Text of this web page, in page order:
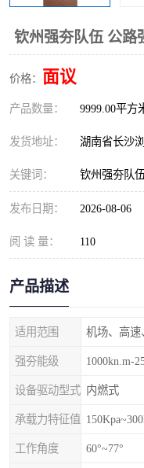
钦州强夯队伍 公路
价格： 面议
产品数量： 9999.00平方
发货地址： 湖南省长沙
关键词： 钦州强夯队伍
发布日期： 2026-08-06
阅 读 量： 110
产品描述
适用范围 机场、高速
强夯能级 1000kn.m-
设备驱动型式 内燃式
承载力特征值
工作角度 60°~77°